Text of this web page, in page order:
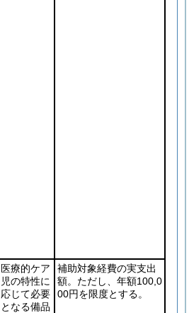
医療的ケア
児の特性に
応じて必要
となる備品
補助対象経費の実支出
額。ただし、年額100,0
00円を限度とする。